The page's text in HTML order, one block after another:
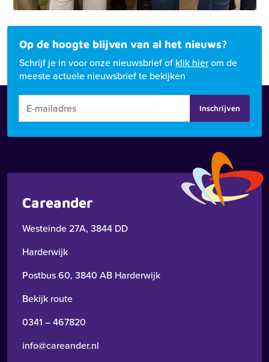
Op de hoogte blijven van al het nieuws?
Schrijf je in voor onze nieuwsbrief of klik hierom de
meeste actuele nieuwsbrief te bekijken
Inschrijven
Careander
Westeinde 27A, 3844 DD
Harderwijk
Postbus 60, 3840 AB Harderwijk
Bekijk route
0341 – 467820
info@careander.nl